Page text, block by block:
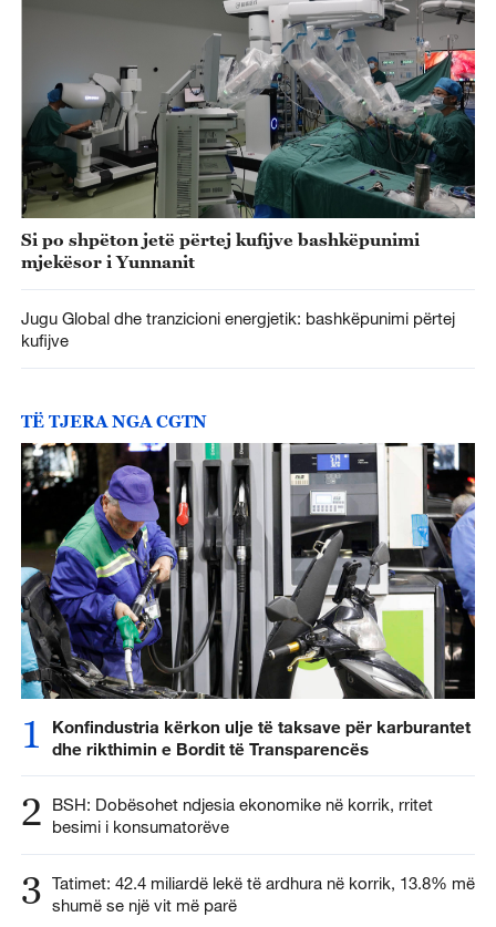
Si po shpëton jetë përtej kufijve bashkëpunimi
mjekësor i Yunnanit
Jugu Global dhe tranzicioni energjetik: bashkëpunimi përtej
kufijve
TË TJERA NGA CGTN
1
Konfindustria kërkon ulje të taksave për karburantet
dhe rikthimin e Bordit të Transparencës
2
BSH: Dobësohet ndjesia ekonomike në korrik, rritet
besimi i konsumatorëve
3 Tatimet: 42.4 miliardë lekë të ardhura në korrik, 13.8% më
shumë se një vit më parë